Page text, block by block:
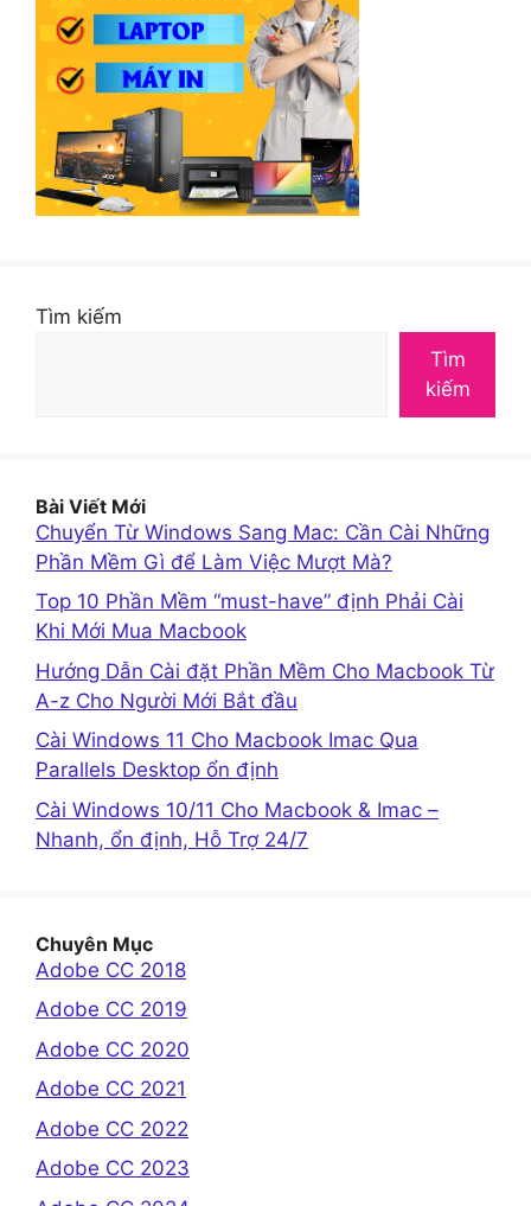
Tìm kiếm
Tìm
kiếm
Bài Viết Mới
Chuyển Từ Windows Sang Mac: Cần Cài Những
Phần Mềm Gì để Làm Việc Mượt Mà?
Top 10 Phần Mềm “must-have” định Phải Cài
Khi Mới Mua Macbook
Hướng Dẫn Cài đặt Phần Mềm Cho Macbook Từ
A-z Cho Người Mới Bắt đầu
Cài Windows 11 Cho Macbook Imac Qua
Parallels Desktop ổn định
Cài Windows 10/11 Cho Macbook & Imac –
Nhanh, ổn định, Hỗ Trợ 24/7
Chuyên Mục
Adobe CC 2018
Adobe CC 2019
Adobe CC 2020
Adobe CC 2021
Adobe CC 2022
Adobe CC 2023